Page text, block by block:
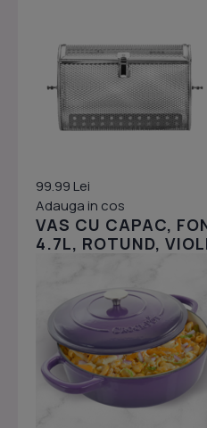
99.99 Lei
Adauga in cos
VAS CU CAPAC,
4.7L, ROTUND,